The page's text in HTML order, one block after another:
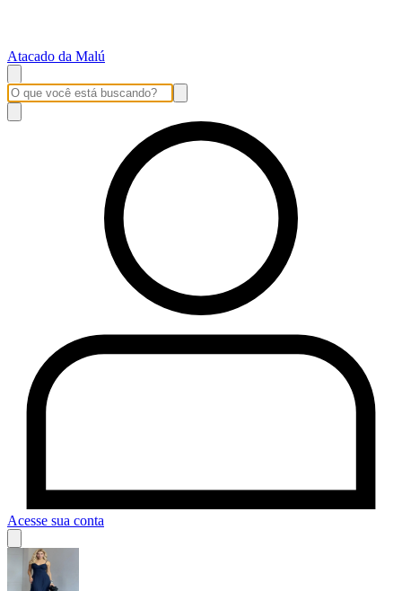
Atacado da Malú
Acesse sua conta